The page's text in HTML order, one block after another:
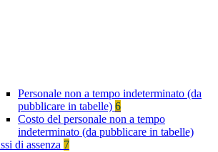
Personale non a tempo indeterminato (da
pubblicare in tabelle) 6
Costo del personale non a tempo
indeterminato (da pubblicare in tabelle)
di assenza 7